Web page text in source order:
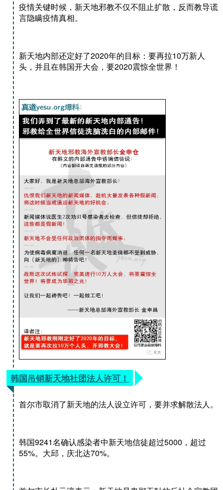
疫情关键时候，新天地邪教不仅不阻止扩散，反而教导谎
言隐瞒疫情真相。
新天地内部还定好了2020年的目标：要再拉10万新人
头，并且在韩国开大会，要2020震惊全世界！
韩国吊销新天地社团法人许可！
首尔市取消了新天地的法人设立许可，要并求解散法人。
韩国9241名确认感染者中新天地信徒超过5000，超过
55%。 大邱，庆北达70%。